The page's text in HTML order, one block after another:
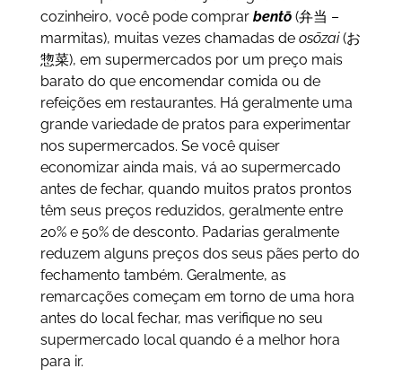
cozinheiro, você pode comprar bentō(弁当 –
marmitas), muitas vezes chamadas de osōzai(お
惣菜), em supermercados por um preço mais
barato do que encomendar comida ou de
refeições em restaurantes. Há geralmente uma
grande variedade de pratos para experimentar
nos supermercados. Se você quiser
economizar ainda mais, vá ao supermercado
antes de fechar, quando muitos pratos prontos
têm seus preços reduzidos, geralmente entre
20% e 50% de desconto. Padarias geralmente
reduzem alguns preços dos seus pães perto do
fechamento também. Geralmente, as
remarcações começam em torno de uma hora
antes do local fechar, mas verifique no seu
supermercado local quando é a melhor hora
para ir.